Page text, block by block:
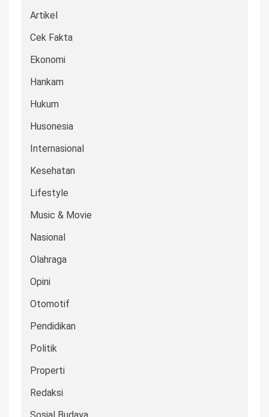
Artikel
Cek Fakta
Ekonomi
Hankam
Hukum
Husonesia
Internasional
Kesehatan
Lifestyle
Music & Movie
Nasional
Olahraga
Opini
Otomotif
Pendidikan
Politik
Properti
Redaksi